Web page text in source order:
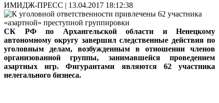
ИМИДЖ-ПРЕСС | 13.04.2017 18:12:38
СК РФ по Архангельской области и Ненецкому
автономному округу завершил следственные действия по
уголовным делам, возбужденным в отношении членов
организованной группы, занимавшейся проведением
азартных игр. Фигурантами являются 62 участника
нелегального бизнеса.